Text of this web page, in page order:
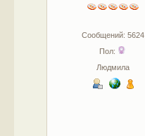
Сообщений: 5624
Пол:
Людмила